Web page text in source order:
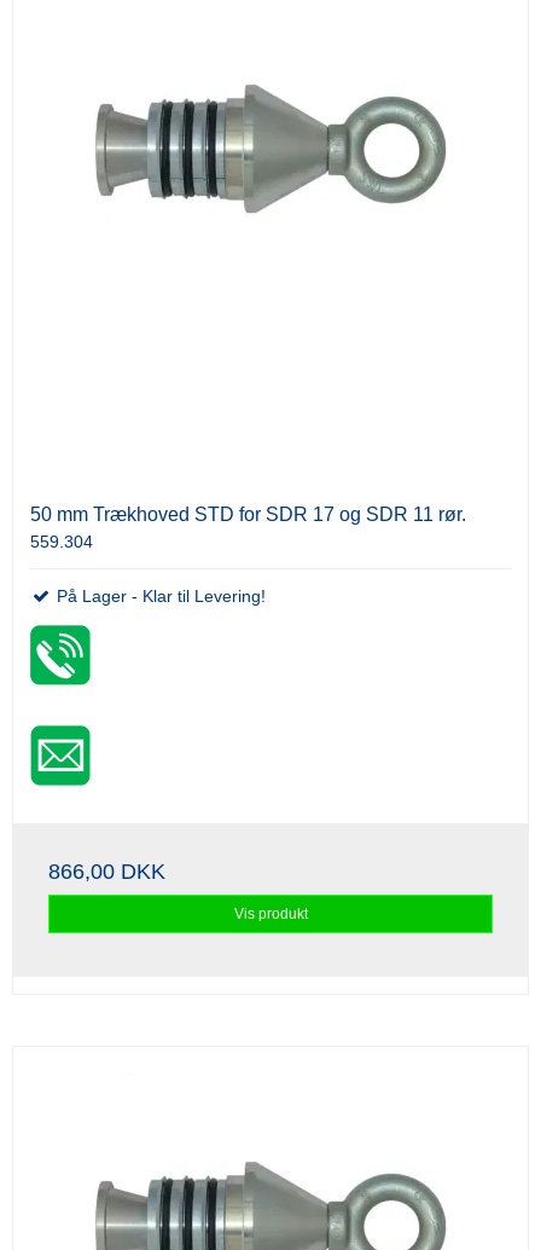
50 mm Trækhoved STD for SDR 17 og SDR 11 rør.
559.304
På Lager - Klar til Levering!
866,00 DKK
Vis produkt